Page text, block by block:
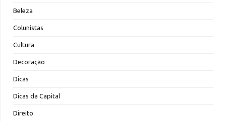
Beleza
Colunistas
Cultura
Decoração
Dicas
Dicas da Capital
Direito